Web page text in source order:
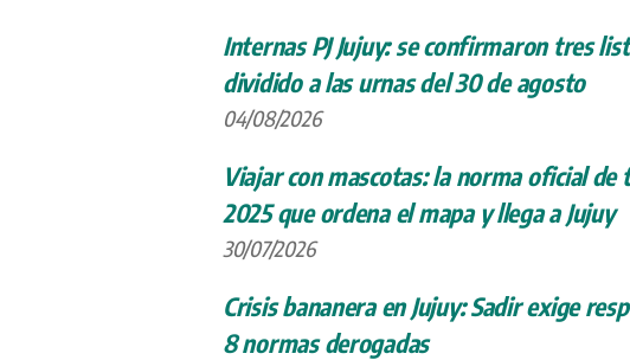
Internas PJ Jujuy: se confirmaron tres
dividido a las urnas del 30 de agosto
04/08/2026
Viajar con mascotas: la norma oficial
2025 que ordena el mapa y llega a Jujuy
30/07/2026
Crisis bananera en Jujuy: Sadir exige
8 normas derogadas